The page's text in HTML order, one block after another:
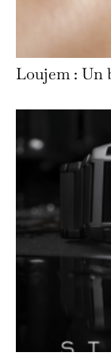
Loujem : Un